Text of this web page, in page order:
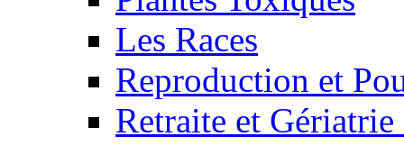
Les Races
Reproduction et
Retraite et